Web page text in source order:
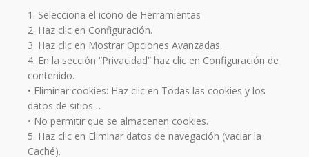
1. Selecciona el icono de Herramientas
2. Haz clic en Configuración.
3. Haz clic en Mostrar Opciones Avanzadas.
4. En la sección “Privacidad” haz clic en Configuración de
contenido.
• Eliminar cookies: Haz clic en Todas las cookies y los
datos de sitios…
• No permitir que se almacenen cookies.
5. Haz clic en Eliminar datos de navegación (vaciar la
Caché).